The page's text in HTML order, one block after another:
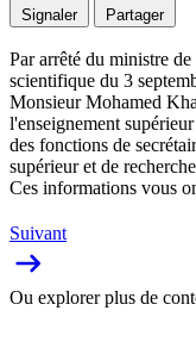
Signaler Partager
Par arrêté du ministre
scientifique du 3
Monsieur Mohamed
l'enseignement
des fonctions de
supérieur et de
Ces informations vous
Suivant
Ou explorer plus de